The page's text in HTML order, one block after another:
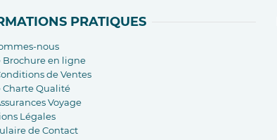
PRATIQUES
nous
Brochure en ligne
de Ventes
Charte Qualité
Voyage
Légales
de Contact